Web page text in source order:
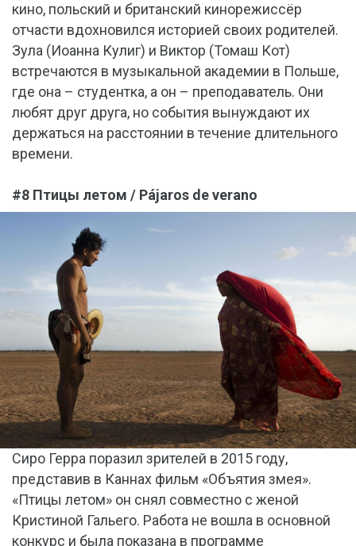
кино, польский и британский кинорежиссёр
отчасти вдохновился историей своих родителей.
Зула (Иоанна Кулиг) и Виктор (Томаш Кот)
встречаются в музыкальной академии в Польше,
где она – студентка, а он – преподаватель. Они
любят друг друга, но события вынуждают их
держаться на расстоянии в течение длительного
времени.
#8 Птицы летом / Pájaros de verano
Сиро Герра поразил зрителей в 2015 году,
представив в Каннах фильм «Объятия змея».
«Птицы летом» он снял совместно с женой
Кристиной Гальего. Работа не вошла в основной
конкурс и была показана в программе